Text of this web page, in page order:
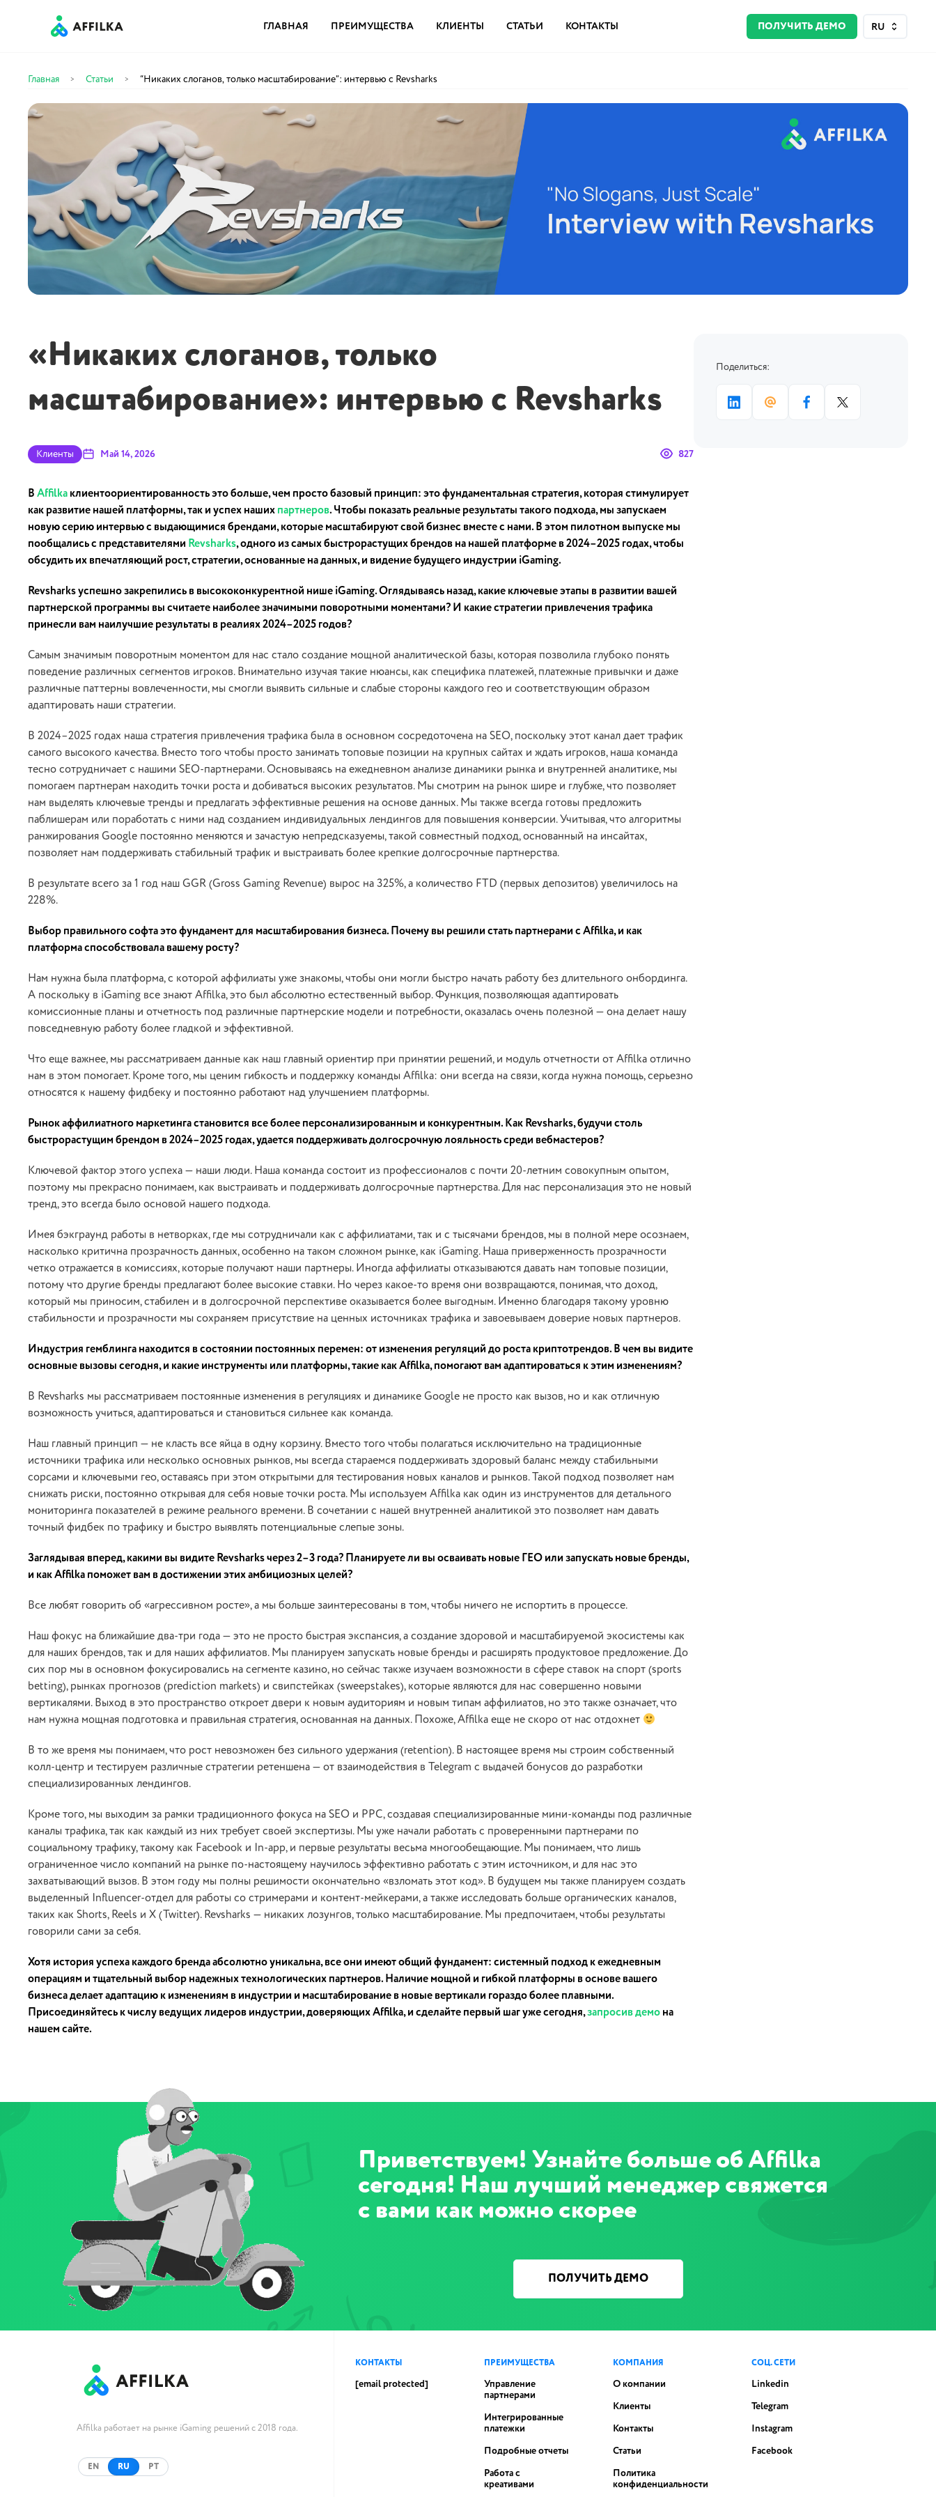
ГЛАВНАЯ ПРЕИМУЩЕСТВА КЛИЕНТЫ СТАТЬИ КОНТАКТЫ ПОЛУЧИТЬ ДЕМО RU
Главная > Статьи > “Никаких слоганов, только масштабирование”: интервью с Revsharks
«Никаких слоганов, только
масштабирование»: интервью с Revsharks
Клиенты Май 14, 2026 827
ВAffilkaклиентоориентированность это больше, чем просто базовый принцип: это фундаментальная стратегия, которая стимулирует
как развитие нашей платформы, так и успех нашихпартнеров. Чтобы показать реальные результаты такого подхода, мы запускаем
новую серию интервью с выдающимися брендами, которые масштабируют свой бизнес вместе с нами. В этом пилотном выпуске мы
пообщались с представителями Revsharks, одного из самых быстрорастущих брендов на нашей платформе в 2024–2025 годах, чтобы
обсудить их впечатляющий рост, стратегии, основанные на данных, и видение будущего индустрии iGaming.
Revsharks успешно закрепились в высококонкурентной нише iGaming. Оглядываясь назад, какие ключевые этапы в развитии вашей
партнерской программы вы считаете наиболее значимыми поворотными моментами? И какие стратегии привлечения трафика
принесли вам наилучшие результаты в реалиях 2024–2025 годов?
Самым значимым поворотным моментом для нас стало создание мощной аналитической базы, которая позволила глубоко понять
поведение различных сегментов игроков. Внимательно изучая такие нюансы, как специфика платежей, платежные привычки и даже
различные паттерны вовлеченности, мы смогли выявить сильные и слабые стороны каждого гео и соответствующим образом
адаптировать наши стратегии.
В 2024–2025 годах наша стратегия привлечения трафика была в основном сосредоточена на SEO, поскольку этот канал дает трафик
самого высокого качества. Вместо того чтобы просто занимать топовые позиции на крупных сайтах и ждать игроков, наша команда
тесно сотрудничает с нашими SEO-партнерами. Основываясь на ежедневном анализе динамики рынка и внутренней аналитике, мы
помогаем партнерам находить точки роста и добиваться высоких результатов. Мы смотрим на рынок шире и глубже, что позволяет
нам выделять ключевые тренды и предлагать эффективные решения на основе данных. Мы также всегда готовы предложить
паблишерам или поработать с ними над созданием индивидуальных лендингов для повышения конверсии. Учитывая, что алгоритмы
ранжирования Google постоянно меняются и зачастую непредсказуемы, такой совместный подход, основанный на инсайтах,
позволяет нам поддерживать стабильный трафик и выстраивать более крепкие долгосрочные партнерства.
В результате всего за 1 год наш GGR (Gross Gaming Revenue) вырос на 325%, а количество FTD (первых депозитов) увеличилось на
228%.
Выбор правильного софта это фундамент для масштабирования бизнеса. Почему вы решили стать партнерами с Affilka, и как
платформа способствовала вашему росту?
Нам нужна была платформа, с которой аффилиаты уже знакомы, чтобы они могли быстро начать работу без длительного онбординга.
А поскольку в iGaming все знают Affilka, это был абсолютно естественный выбор. Функция, позволяющая адаптировать
комиссионные планы и отчетность под различные партнерские модели и потребности, оказалась очень полезной — она делает нашу
повседневную работу более гладкой и эффективной.
Что еще важнее, мы рассматриваем данные как наш главный ориентир при принятии решений, и модуль отчетности от Affilka отлично
нам в этом помогает. Кроме того, мы ценим гибкость и поддержку команды Affilka: они всегда на связи, когда нужна помощь, серьезно
относятся к нашему фидбеку и постоянно работают над улучшением платформы.
Рынок аффилиатного маркетинга становится все более персонализированным и конкурентным. Как Revsharks, будучи столь
быстрорастущим брендом в 2024–2025 годах, удается поддерживать долгосрочную лояльность среди вебмастеров?
Ключевой фактор этого успеха — наши люди. Наша команда состоит из профессионалов с почти 20-летним совокупным опытом,
поэтому мы прекрасно понимаем, как выстраивать и поддерживать долгосрочные партнерства. Для нас персонализация это не новый
тренд, это всегда было основой нашего подхода.
Имея бэкграунд работы в нетворках, где мы сотрудничали как с аффилиатами, так и с тысячами брендов, мы в полной мере осознаем,
насколько критична прозрачность данных, особенно на таком сложном рынке, как iGaming. Наша приверженность прозрачности
четко отражается в комиссиях, которые получают наши партнеры. Иногда аффилиаты отказываются давать нам топовые позиции,
потому что другие бренды предлагают более высокие ставки. Но через какое-то время они возвращаются, понимая, что доход,
который мы приносим, стабилен и в долгосрочной перспективе оказывается более выгодным. Именно благодаря такому уровню
стабильности и прозрачности мы сохраняем присутствие на ценных источниках трафика и завоевываем доверие новых партнеров.
Индустрия гемблинга находится в состоянии постоянных перемен: от изменения регуляций до роста криптотрендов. В чем вы видите
основные вызовы сегодня, и какие инструменты или платформы, такие как Affilka, помогают вам адаптироваться к этим изменениям?
В Revsharks мы рассматриваем постоянные изменения в регуляциях и динамике Google не просто как вызов, но и как отличную
возможность учиться, адаптироваться и становиться сильнее как команда.
Наш главный принцип — не класть все яйца в одну корзину. Вместо того чтобы полагаться исключительно на традиционные
источники трафика или несколько основных рынков, мы всегда стараемся поддерживать здоровый баланс между стабильными
сорсами и ключевыми гео, оставаясь при этом открытыми для тестирования новых каналов и рынков. Такой подход позволяет нам
снижать риски, постоянно открывая для себя новые точки роста. Мы используем Affilka как один из инструментов для детального
мониторинга показателей в режиме реального времени. В сочетании с нашей внутренней аналитикой это позволяет нам давать
точный фидбек по трафику и быстро выявлять потенциальные слепые зоны.
Заглядывая вперед, какими вы видите Revsharks через 2–3 года? Планируете ли вы осваивать новые ГЕО или запускать новые бренды,
и как Affilka поможет вам в достижении этих амбициозных целей?
Все любят говорить об «агрессивном росте», а мы больше заинтересованы в том, чтобы ничего не испортить в процессе.
Наш фокус на ближайшие два-три года — это не просто быстрая экспансия, а создание здоровой и масштабируемой экосистемы как
для наших брендов, так и для наших аффилиатов. Мы планируем запускать новые бренды и расширять продуктовое предложение. До
сих пор мы в основном фокусировались на сегменте казино, но сейчас также изучаем возможности в сфере ставок на спорт (sports
betting), рынках прогнозов (prediction markets) и свипстейках (sweepstakes), которые являются для нас совершенно новыми
вертикалями. Выход в это пространство откроет двери к новым аудиториям и новым типам аффилиатов, но это также означает, что
нам нужна мощная подготовка и правильная стратегия, основанная на данных. Похоже, Affilka еще не скоро от нас отдохнет
В то же время мы понимаем, что рост невозможен без сильного удержания (retention). В настоящее время мы строим собственный
колл-центр и тестируем различные стратегии ретеншена — от взаимодействия в Telegram с выдачей бонусов до разработки
специализированных лендингов.
Кроме того, мы выходим за рамки традиционного фокуса на SEO и PPC, создавая специализированные мини-команды под различные
каналы трафика, так как каждый из них требует своей экспертизы. Мы уже начали работать с проверенными партнерами по
социальному трафику, такому как Facebook и In-app, и первые результаты весьма многообещающие. Мы понимаем, что лишь
ограниченное число компаний на рынке по-настоящему научилось эффективно работать с этим источником, и для нас это
захватывающий вызов. В этом году мы полны решимости окончательно «взломать этот код». В будущем мы также планируем создать
выделенный Influencer-отдел для работы со стримерами и контент-мейкерами, а также исследовать больше органических каналов,
таких как Shorts, Reels и X (Twitter). Revsharks — никаких лозунгов, только масштабирование. Мы предпочитаем, чтобы результаты
говорили сами за себя.
Хотя история успеха каждого бренда абсолютно уникальна, все они имеют общий фундамент: системный подход к ежедневным
операциям и тщательный выбор надежных технологических партнеров. Наличие мощной и гибкой платформы в основе вашего
бизнеса делает адаптацию к изменениям в индустрии и масштабирование в новые вертикали гораздо более плавными.
Присоединяйтесь к числу ведущих лидеров индустрии, доверяющих Affilka, и сделайте первый шаг уже сегодня,запросив демона
нашем сайте.
Поделиться:
Приветствуем! Узнайте больше об Affilka
сегодня! Наш лучший менеджер свяжется
с вами как можно скорее
ПОЛУЧИТЬ ДЕМО
Affilka работает на рынке iGaming решений с 2018 года.
EN RU PT
КОНТАКТЫ
[email protected]
ПРЕИМУЩЕСТВА
Управление
партнерами
Интегрированные
платежки
Подробные отчеты
Работа с
креативами
КОМПАНИЯ
О компании
Клиенты
Контакты
Статьи
Политика
конфиденциальности
СОЦ. СЕТИ
Linkedin
Telegram
Instagram
Facebook